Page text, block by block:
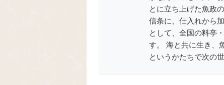
とに立ち上げた魚政
信条に、仕入れから
として、全国の料亭
す。 海と共に生き、
というかたちで次の